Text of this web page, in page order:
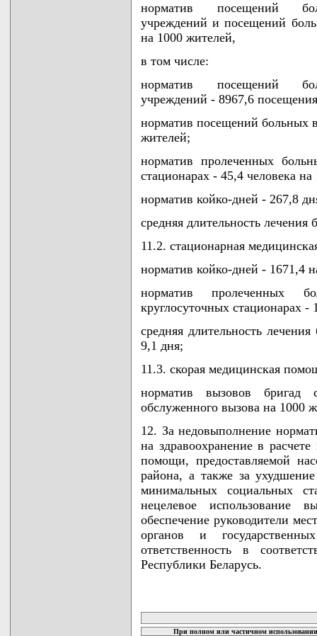
норматив посещений
учреждений и посещений
на 1000 жителей,
в том числе:
норматив посещений
учреждений - 8967,6
норматив посещений больных
жителей;
норматив пролеченных
стационарах - 45,4 человека
норматив койко-дней - 267,8
средняя длительность
11.2. стационарная
норматив койко-дней - 1671,4
норматив пролеченных
круглосуточных стационарах -
средняя длительность
9,1 дня;
11.3. скорая медицинская
норматив вызовов
обслуженного вызова на 1000
12. За недовыполнение
на здравоохранение в
помощи, предоставляемой
района, а также за ухудшение
минимальных социальных
нецелевое использование
обеспечение руководители
органов и
ответственность в
Республики Беларусь.
При полном или частичном